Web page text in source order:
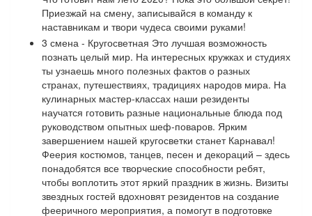
Приезжай на смену, записывайся в команду к
наставникам и твори чудеса своими руками!
3 смена - Кругосветная Это лучшая возможность
познать целый мир. На интересных кружках и студиях
ты узнаешь много полезных фактов о разных
странах, путешествиях, традициях народов мира. На
кулинарных мастер-классах наши резиденты
научатся готовить разные национальные блюда под
руководством опытных шеф-поваров. Ярким
завершением нашей кругосветки станет Карнавал!
Феерия костюмов, танцев, песен и декораций – здесь
понадобятся все творческие способности ребят,
чтобы воплотить этот яркий праздник в жизнь. Визиты
звездных гостей вдохновят резидентов на создание
фееричного мероприятия, а помогут в подготовке